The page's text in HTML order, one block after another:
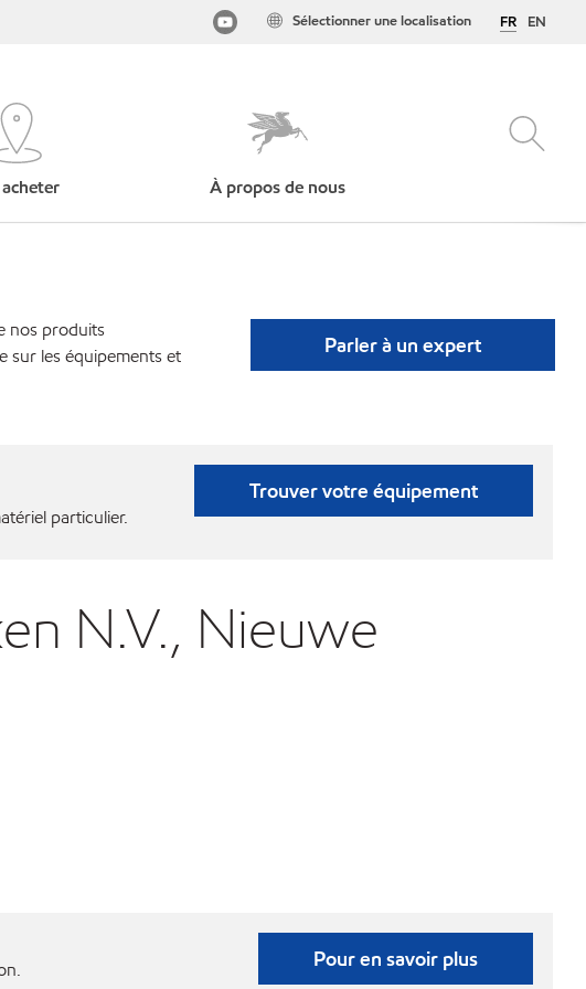
FR EN
Sélectionner une localisation
À propos de nous
nos produits
sur les équipements et
Parler à un expert
particulier.
Trouver votre équipement
N.V., Nieuwe
Pour en savoir plus